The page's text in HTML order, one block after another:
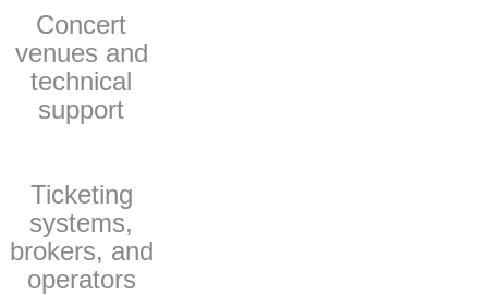
Concert
venues and
technical
support
Ticketing
systems,
brokers, and
operators